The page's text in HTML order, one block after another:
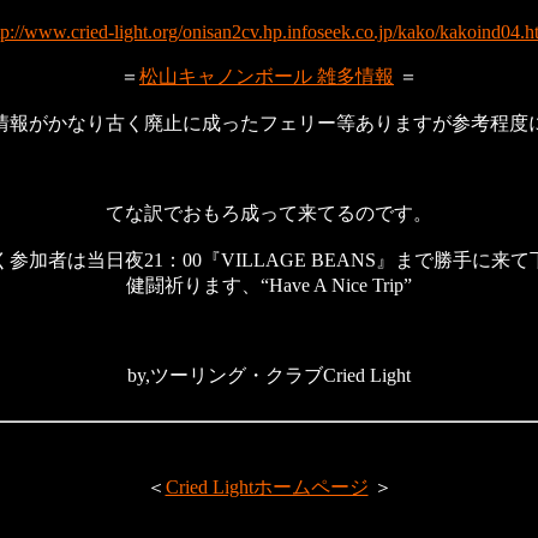
www.cried-light.org/onisan2cv.hp.infoseek.co.jp/kako/
＝ 松山キャノンボール 雑多情報 ＝
報がかなり古く廃止に成ったフェリー等ありますが参考程度
てな訳でおもろ成って来てるのです。
参加者は当日夜21：00『VILLAGE BEANS』まで勝手に来て
健闘祈ります、“Have A Nice Trip”
by,ツーリング・クラブCried Light
＜ Cried Lightホームページ ＞